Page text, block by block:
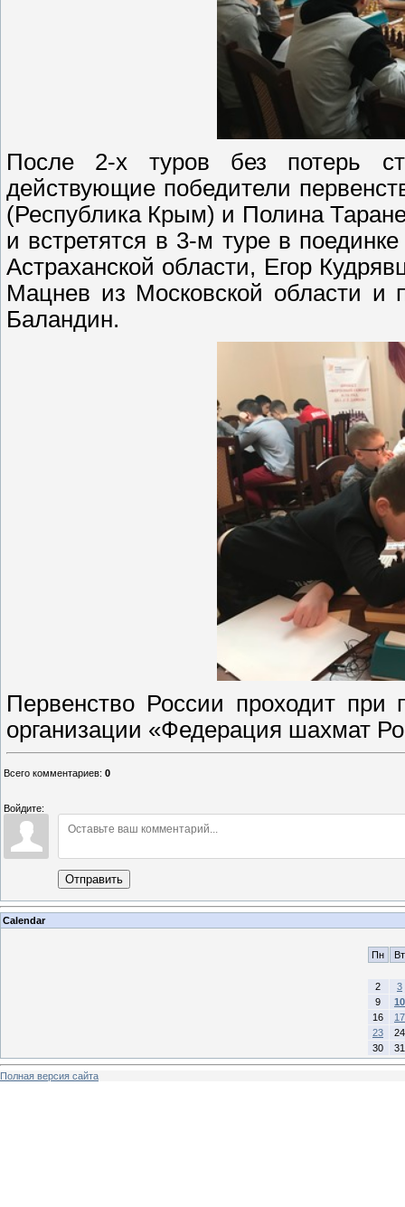
После 2-х туров без потерь
действующие победители
(Республика Крым) и Полина
и встретятся в 3-м туре в
Астраханской области, Егор
Мацнев из Московской области и
Баландин.
Первенство России проходит при
организации «Федерация шахмат
Всего комментариев: 0
Войдите:
Отправить
Calendar
Пн Вт
2
3
9
10
16
17
23
24
30
31
Полная версия сайта